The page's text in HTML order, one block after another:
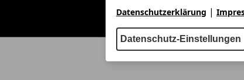
Datenschutzerklärung |
Datenschutz-Einstellungen